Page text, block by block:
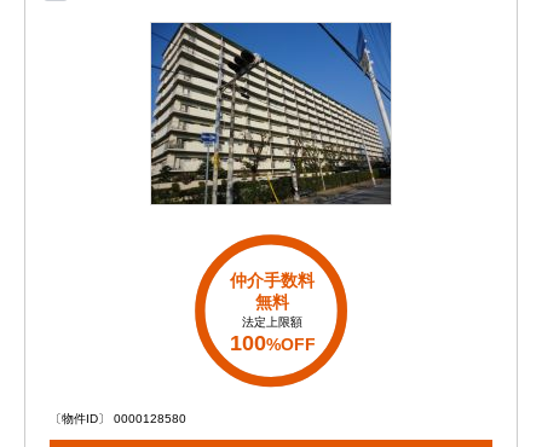
仲介手数料
無料
法定上限額
100%OFF
〔物件ID〕 0000128580